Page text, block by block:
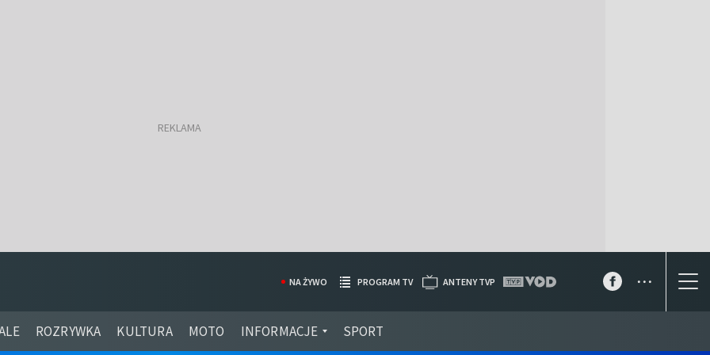
ROZRYWKA KULTURA MOTO INFORMACJE SPORT
NA ŻYWO PROGRAM TV ANTENY TVP ...